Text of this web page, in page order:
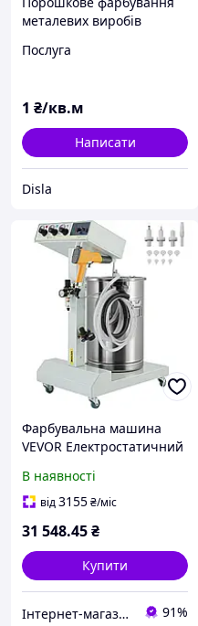
металевих виробів
Послуга
1 ₴/кв.м
Написати
Disla
Фарбувальна машина
VEVOR Електростатичний
фарбування 220 В WX-101
В наявності
від3155₴/міс
31 548.45₴
Купити
Інтернет-магазин Premium Pro 91%